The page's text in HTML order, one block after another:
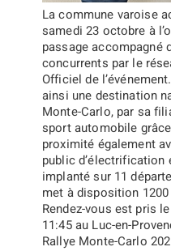
La commune varoise
samedi 23 octobre à
passage accompagné
concurrents par le
Officiel de
ainsi une destination
Monte-Carlo, par sa
sport automobile
proximité également
public d’électrification
implanté sur 11
met à disposition
Rendez-vous est pris
11:45 au Luc-en-
Rallye Monte-Carlo